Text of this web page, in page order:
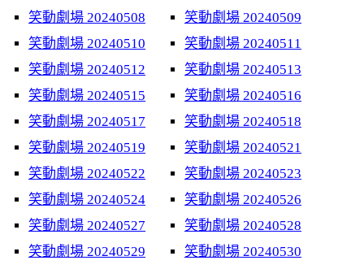
笑動劇場 20240508
笑動劇場 20240509
笑動劇場 20240510
笑動劇場 20240511
笑動劇場 20240512
笑動劇場 20240513
笑動劇場 20240515
笑動劇場 20240516
笑動劇場 20240517
笑動劇場 20240518
笑動劇場 20240519
笑動劇場 20240521
笑動劇場 20240522
笑動劇場 20240523
笑動劇場 20240524
笑動劇場 20240526
笑動劇場 20240527
笑動劇場 20240528
笑動劇場 20240529
笑動劇場 20240530